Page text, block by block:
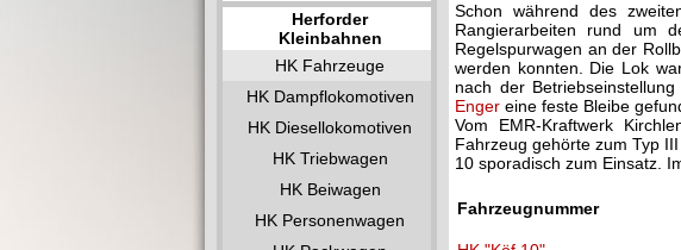
Herforder
Kleinbahnen
HK Fahrzeuge
HK Dampflokomotiven
HK Diesellokomotiven
HK Triebwagen
HK Beiwagen
HK Personenwagen
Schon während des
Rangierarbeiten rund um
Regelspurwagen an der
werden konnten. Die Lok
nach der
Enger eine feste Bleibe
Vom EMR-Kraftwerk
Fahrzeug gehörte zum Typ
10 sporadisch zum Einsatz.
Fahrzeugnummer